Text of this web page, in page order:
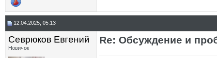
12.04.2025, 05:13
Севрюков Евгений
Новичок
Re: Обсуждение и